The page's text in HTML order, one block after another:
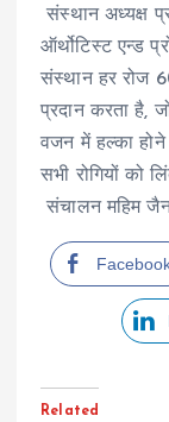
संस्थान अध्यक्ष
ऑर्थोटिस्ट एन्ड
संस्थान हर रोज
प्रदान करता है,
वजन में हल्का होने
सभी रोगियों को
संचालन महिम
Related